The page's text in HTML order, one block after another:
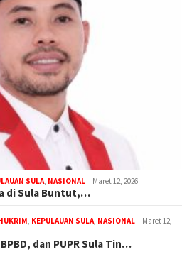
SULA NASIONAL Maret 12, 2026
di Sula Buntut,…
KEPULAUAN SULA NASIONAL
Maret 12,
dan PUPR Sula Tin…